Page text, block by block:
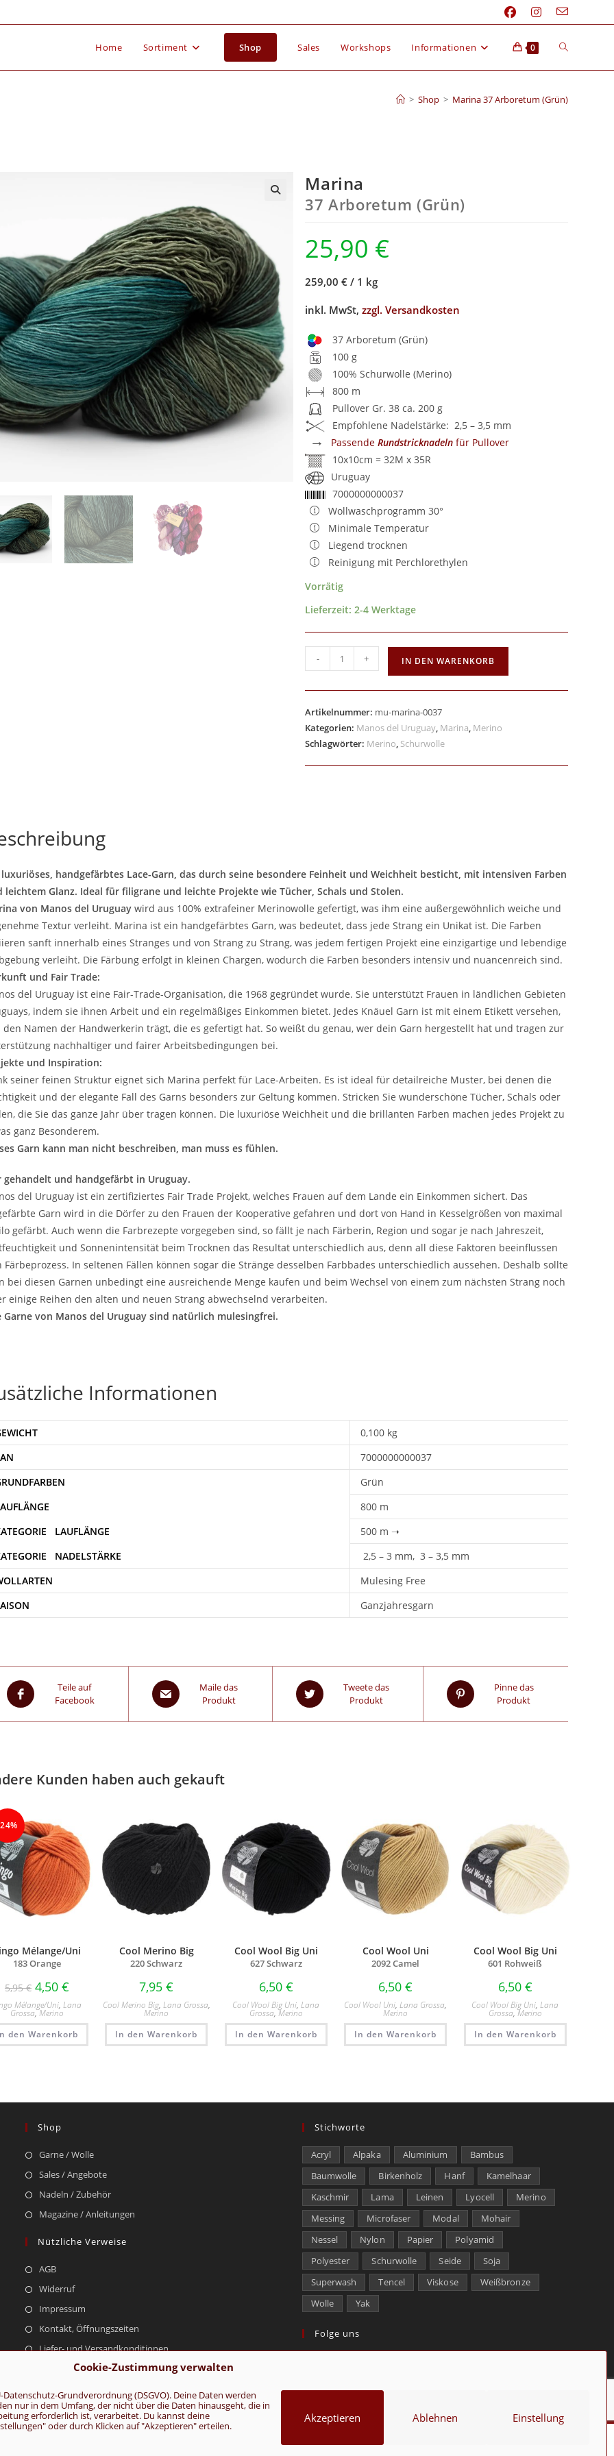
Cookie-Zustimmung verwalten
Grundverordnung (DSGVO). Deine Daten werden
nur in dem Umfang, der nicht über die Daten hinausgeht, die in
erforderlich ist, verarbeitet. Du kannst deine
oder durch Klicken auf "Akzeptieren" erteilen.
Akzeptieren Ablehnen Einstellung
Home Sortiment Shop Sales Workshops Informationen 0
> Shop > Marina 37 Arboretum (Grün)
Marina
37 Arboretum (Grün)
25,90 €
259,00 € / 1 kg
inkl. MwSt,zzgl. Versandkosten
37 Arboretum (Grün)
100 g
100% Schurwolle (Merino)
800 m
Pullover Gr. 38 ca. 200 g
Empfohlene Nadelstärke: 2,5 – 3,5 mm
→ PassendeRundstricknadeln für Pullover
10x10cm = 32M x 35R
Uruguay
7000000000037
Wollwaschprogramm 30°
Minimale Temperatur
Liegend trocknen
Reinigung mit Perchlorethylen
Vorrätig
Lieferzeit:2-4 Werktage
- + IN DEN WARENKORB
Artikelnummer: mu-marina-0037
Kategorien: Manos del Uruguay, Marina, Merino
Schlagwörter: Merino, Schurwolle
handgefärbtes Lace-Garn, das durch seine besondere Feinheit und Weichheit besticht, mit intensiven Farben
leichtem Glanz. Ideal für filigrane und leichte Projekte wie Tücher, Schals und Stolen.
von Manos del Uruguaywird aus 100% extrafeiner Merinowolle gefertigt, was ihm eine außergewöhnlich weiche und
Textur verleiht. Marina ist ein handgefärbtes Garn, was bedeutet, dass jede Strang ein Unikat ist. Die Farben
sanft innerhalb eines Stranges und von Strang zu Strang, was jedem fertigen Projekt eine einzigartige und lebendige
verleiht. Die Färbung erfolgt in kleinen Chargen, wodurch die Farben besonders intensiv und nuancenreich sind.
und Fair Trade:
del Uruguay ist eine Fair-Trade-Organisation, die 1968 gegründet wurde. Sie unterstützt Frauen in ländlichen Gebieten
indem sie ihnen Arbeit und ein regelmäßiges Einkommen bietet. Jedes Knäuel Garn ist mit einem Etikett versehen,
den Namen der Handwerkerin trägt, die es gefertigt hat. So weißt du genau, wer dein Garn hergestellt hat und tragen zur
nachhaltiger und fairer Arbeitsbedingungen bei.
und Inspiration:
seiner feinen Struktur eignet sich Marina perfekt für Lace-Arbeiten. Es ist ideal für detailreiche Muster, bei denen die
und der elegante Fall des Garns besonders zur Geltung kommen. Stricken Sie wunderschöne Tücher, Schals oder
die Sie das ganze Jahr über tragen können. Die luxuriöse Weichheit und die brillanten Farben machen jedes Projekt zu
ganz Besonderem.
Garn kann man nicht beschreiben, man muss es fühlen.
gehandelt und handgefärbt in Uruguay.
del Uruguay ist ein zertifiziertes Fair Trade Projekt, welches Frauen auf dem Lande ein Einkommen sichert. Das
Garn wird in die Dörfer zu den Frauen der Kooperative gefahren und dort von Hand in Kesselgrößen von maximal
gefärbt. Auch wenn die Farbrezepte vorgegeben sind, so fällt je nach Färberin, Region und sogar je nach Jahreszeit,
und Sonnenintensität beim Trocknen das Resultat unterschiedlich aus, denn all diese Faktoren beeinflussen
Färbeprozess. In seltenen Fällen können sogar die Stränge desselben Farbbades unterschiedlich aussehen. Deshalb sollte
bei diesen Garnen unbedingt eine ausreichende Menge kaufen und beim Wechsel von einem zum nächsten Strang noch
einige Reihen den alten und neuen Strang abwechselnd verarbeiten.
Garne von Manos del Uruguay sind natürlich mulesingfrei.
Informationen
0,100 kg
7000000000037
Grün
800 m
500 m ➝
2,5 – 3 mm, 3 – 3,5 mm
Mulesing Free
Ganzjahresgarn
Teile auf
Facebook
Maile das
Produkt
Tweete das
Produkt
Pinne das
Produkt
Kunden haben auch gekauft
Mélange/Uni
183 Orange
5,95€ 4,50 €
Mélange/​Uni,Lana
Grossa,Merino
den Warenkorb
Cool Merino Big
220 Schwarz
7,95€
Cool Merino Big, Lana Grossa,
Merino
In den Warenkorb
Cool Wool Big Uni
627 Schwarz
6,50 €
Cool Wool Big Uni,Lana
Grossa,Merino
In den Warenkorb
Cool Wool Uni
2092 Camel
6,50€
Cool Wool Uni,Lana Grossa,
Merino
In den Warenkorb
Cool Wool Big Uni
601 Rohweiß
6,50 €
Cool Wool Big Uni,Lana
Grossa,Merino
In den Warenkorb
Shop
Garne / Wolle
Sales / Angebote
Nadeln / Zubehör
Magazine / Anleitungen
Nützliche Verweise
AGB
Widerruf
Impressum
Kontakt, Öffnungszeiten
Liefer- und Versandkonditionen
Stichworte
Acryl Alpaka Aluminium
Bambus
Baumwolle
Birkenholz Hanf
Kamelhaar
Kaschmir
Lama Leinen Lyocell
Merino
Messing
Microfaser Modal
Mohair
Nessel
Nylon Papier
Polyamid
Polyester
Schurwolle Seide
Soja
Superwash
Tencel Viskose
Weißbronze
Wolle
Yak
Folge uns
AGB Kontakt Über uns Datenschutz Impressum Cookie-Richtlinie (EU)